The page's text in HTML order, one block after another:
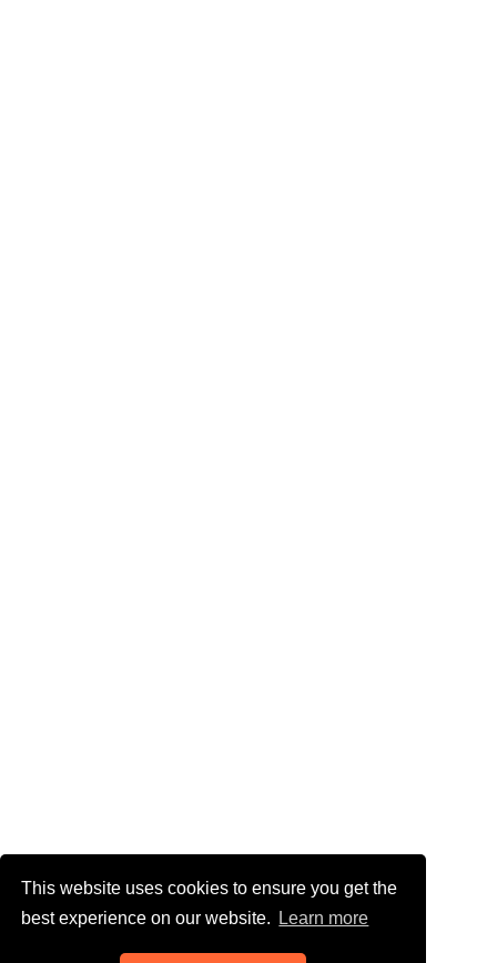
This website uses cookies to ensure you get the
best experience on our website.
Learn more